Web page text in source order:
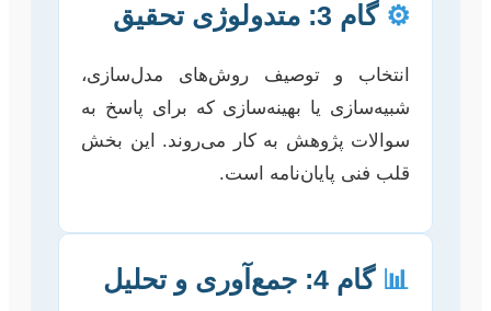
⚙️ گام 3: متدولوژی تحقیق
انتخاب و توصیف روش‌های مدل‌سازی،
شبیه‌سازی یا بهینه‌سازی که برای پاسخ به
سوالات پژوهش به کار می‌روند. این بخش
قلب فنی پایان‌نامه است.
📊
گام 4: جمع‌آوری و تحلیل